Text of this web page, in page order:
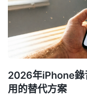
2026年iPhone錄
用的替代方案